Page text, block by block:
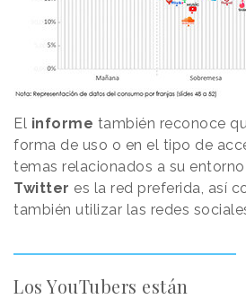
El informe también reconoce
forma de uso o en el tipo de
temas relacionados a su
Twitter es la red preferida, así
también utilizar las redes
Los YouTubers están